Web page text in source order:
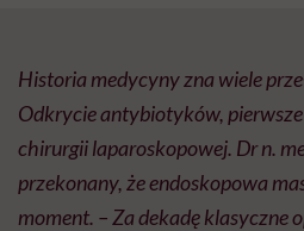
Historia medycyny zna wiele
Odkrycie antybiotyków,
chirurgii laparoskopowej. Dr n.
przekonany, że endoskopowa
moment. – Za dekadę klasyczne